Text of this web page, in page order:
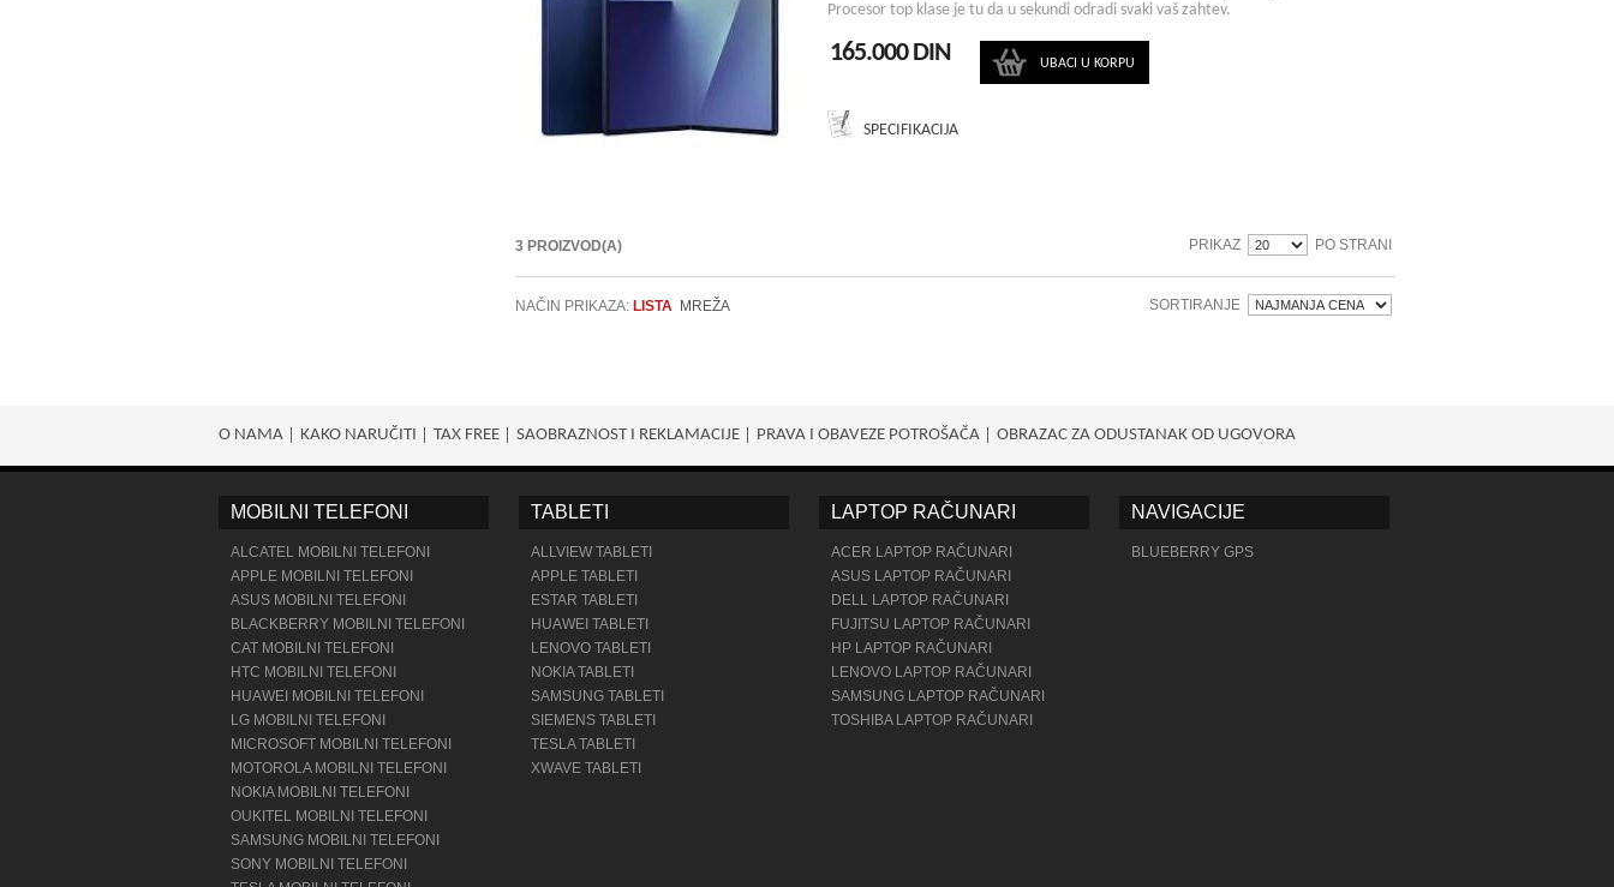
Procesor top klase je tu da u sekundi odradi svaki vaš zahtev.
165.000 DIN UBACI U KORPU
SPECIFIKACIJA
3 PROIZVOD(A) PRIKAZ PO STRANI
NAČIN PRIKAZA: LISTA MREŽA SORTIRANJE
O NAMA KAKO NARUČITI TAX FREE SAOBRAZNOST I REKLAMACIJE PRAVA I OBAVEZE POTROŠАČA OBRAZAC ZA ODUSTANAK OD UGOVORA
MOBILNI TELEFONI
ALCATEL MOBILNI TELEFONI
APPLE MOBILNI TELEFONI
ASUS MOBILNI TELEFONI
BLACKBERRY MOBILNI TELEFONI
CAT MOBILNI TELEFONI
HTC MOBILNI TELEFONI
HUAWEI MOBILNI TELEFONI
LG MOBILNI TELEFONI
MICROSOFT MOBILNI TELEFONI
MOTOROLA MOBILNI TELEFONI
NOKIA MOBILNI TELEFONI
OUKITEL MOBILNI TELEFONI
SAMSUNG MOBILNI TELEFONI
SONY MOBILNI TELEFONI
TABLETI
ALLVIEW TABLETI
APPLE TABLETI
ESTAR TABLETI
HUAWEI TABLETI
LENOVO TABLETI
NOKIA TABLETI
SAMSUNG TABLETI
SIEMENS TABLETI
TESLA TABLETI
XWAVE TABLETI
LAPTOP RAČUNARI
ACER LAPTOP RAČUNARI
ASUS LAPTOP RAČUNARI
DELL LAPTOP RAČUNARI
FUJITSU LAPTOP RAČUNARI
HP LAPTOP RAČUNARI
LENOVO LAPTOP RAČUNARI
SAMSUNG LAPTOP RAČUNARI
TOSHIBA LAPTOP RAČUNARI
NAVIGACIJE
BLUEBERRY GPS